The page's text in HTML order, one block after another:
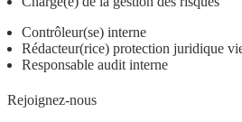
Contrôleur(se) interne
Rédacteur(rice) protection juridique
Responsable audit interne
Rejoignez-nous